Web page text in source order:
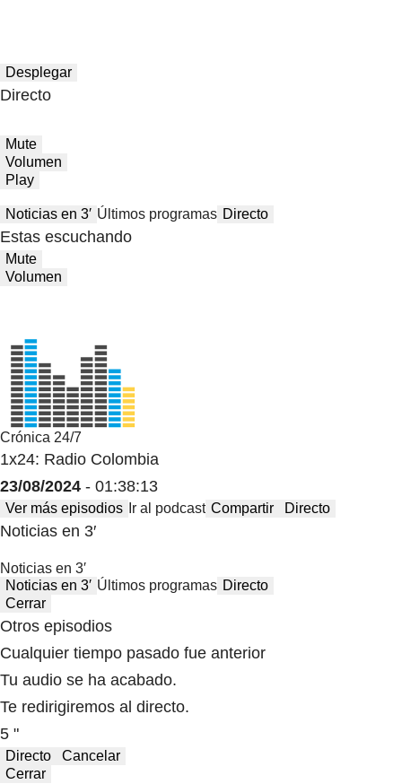
Desplegar
Directo
Mute
Volumen
Play
Noticias en 3′ Últimos programas Directo
Estas escuchando
Mute
Volumen
Crónica 24/7
1x24: Radio Colombia
23/08/2024 - 01:38:13
Ver más episodios Ir al podcast Compartir Directo
Noticias en 3′
Noticias en 3′
Noticias en 3′ Últimos programas Directo
Cerrar
Otros episodios
Cualquier tiempo pasado fue anterior
Tu audio se ha acabado.
Te redirigiremos al directo.
5 "
Directo
Cancelar
Cerrar